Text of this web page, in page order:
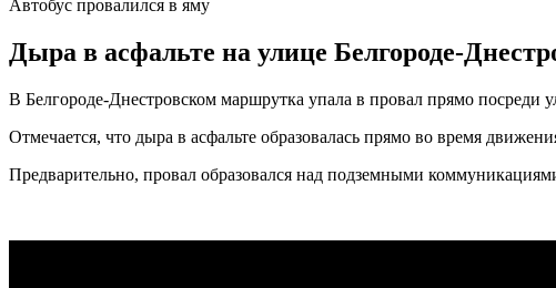
Автобус провалился в яму
Дыра в асфальте на улице Белгороде-
В Белгороде-Днестровском маршрутка упала в провал прямо посреди
Отмечается, что дыра в асфальте образовалась прямо во время
Предварительно, провал образовался над подземными